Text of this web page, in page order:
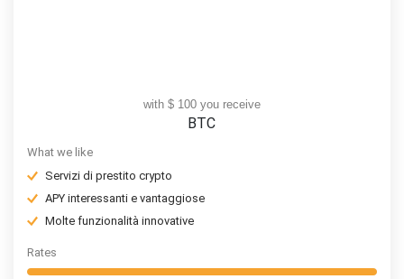
with $ 100 you receive
BTC
What we like
Servizi di prestito crypto
APY interessanti e vantaggiose
Molte funzionalità innovative
Rates